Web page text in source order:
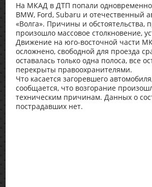
На МКАД в ДТП попали
BMW, Ford, Subaru и отечественный
«Волга». Причины и обстоятельства,
произошло массовое столкновение,
Движение на юго-восточной части
осложнено, свободной для проезда
оставалась только одна полоса, все
перекрыты правоохранителями.
Что касается загоревшего
сообщается, что возгорание
техническим причинам. Данных о
пострадавших нет.